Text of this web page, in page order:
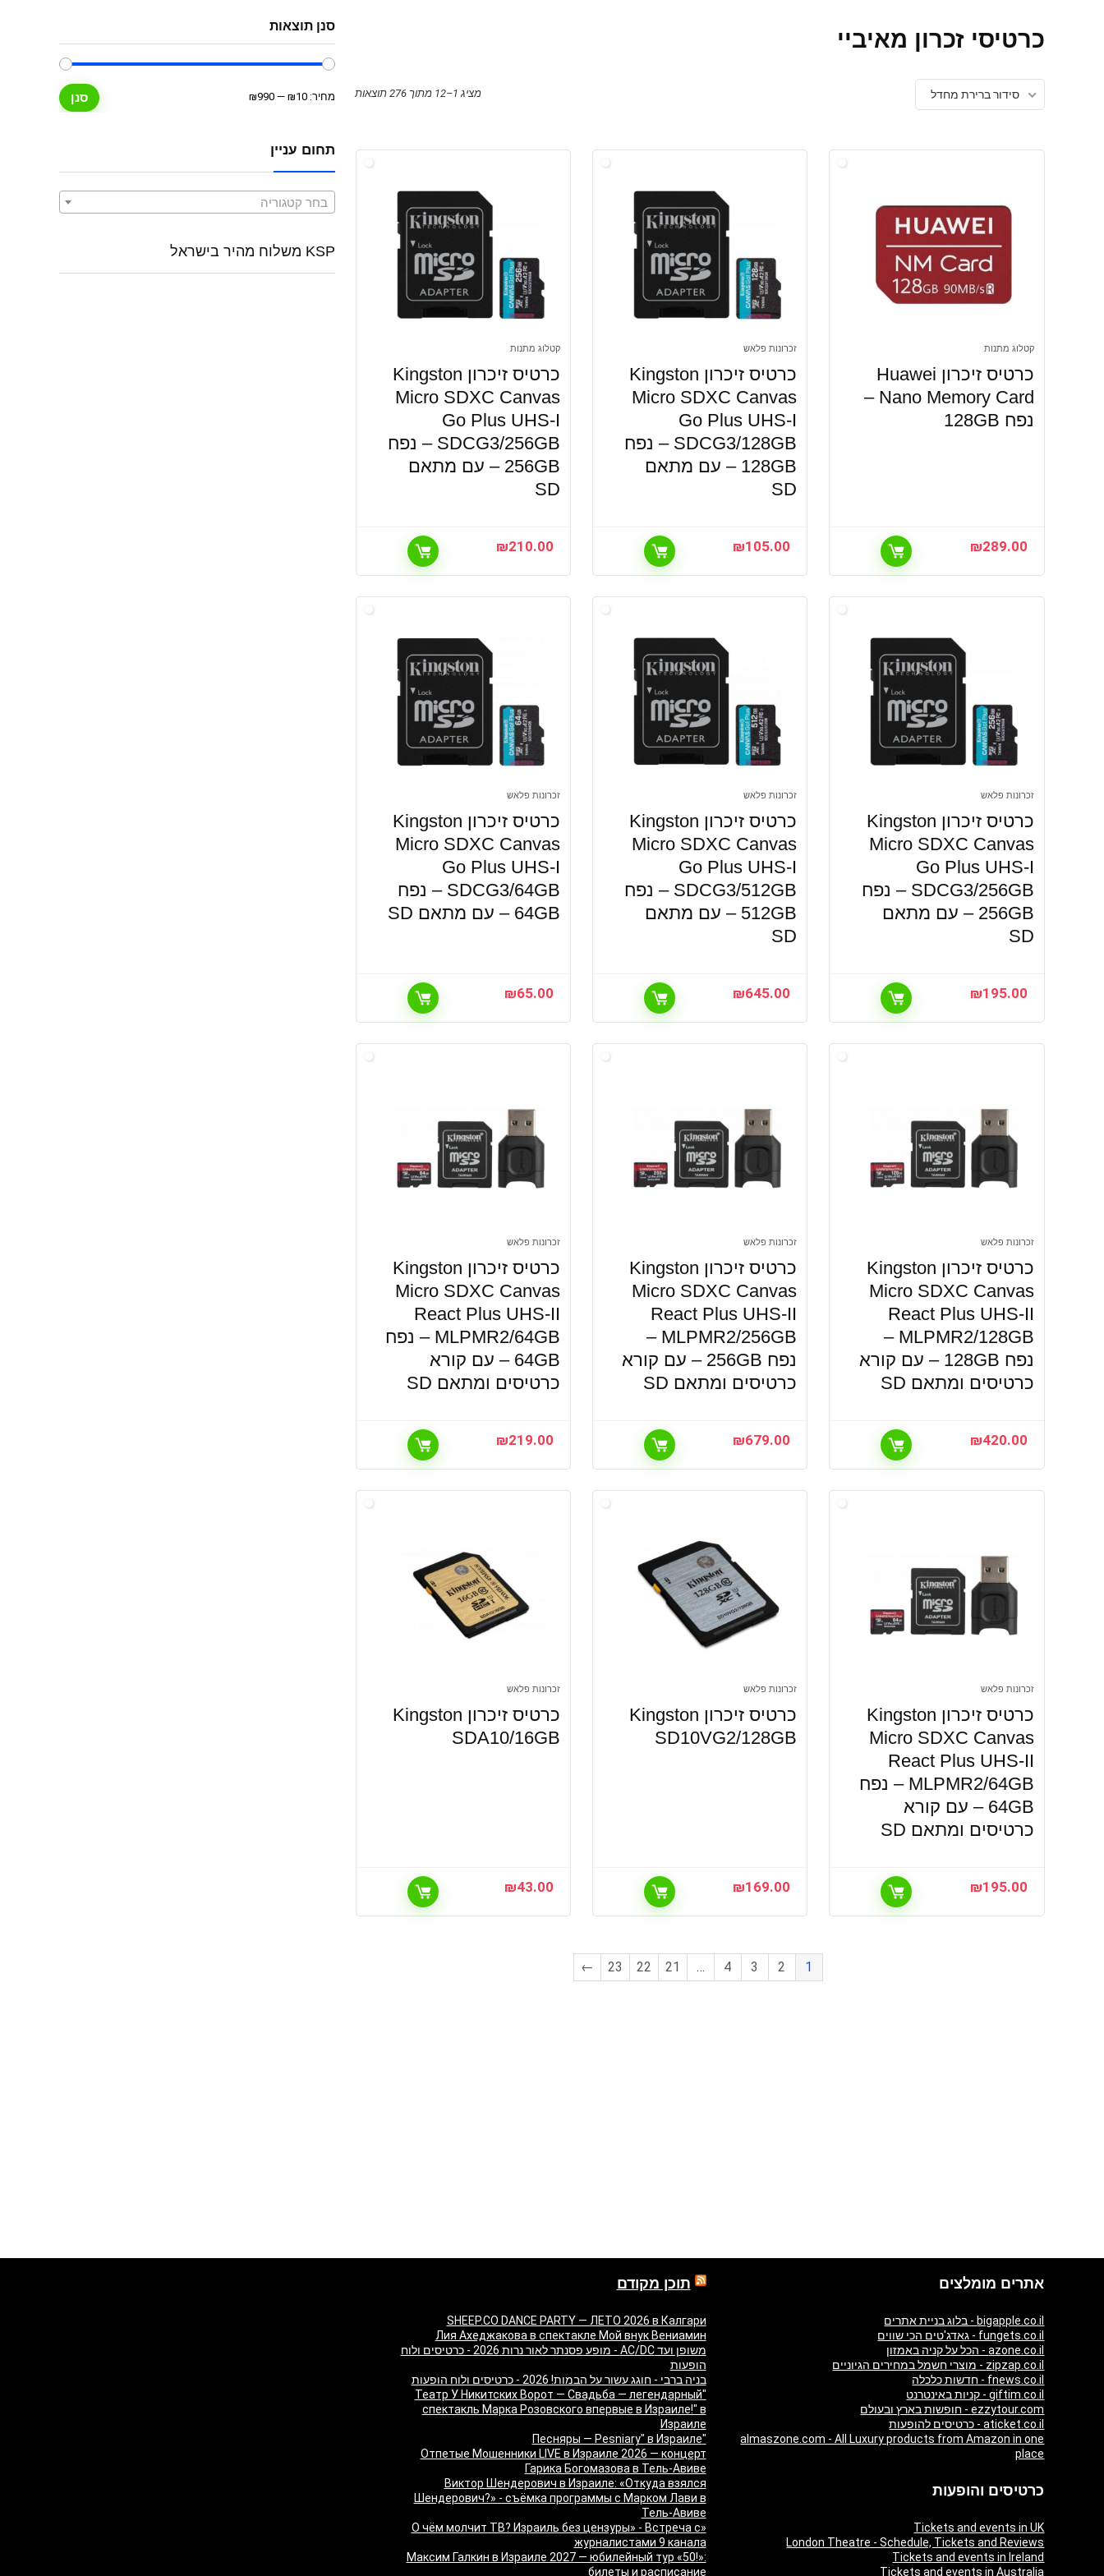
כרטיסי זכרון מאיביי
מציג 1–12 מתוך 276 תוצאות סידור ברירת מחדל
קטלוג מתנות
כרטיס זיכרון Huawei
Nano Memory Card –
נפח 128GB
₪289.00
זכרונות פלאש
כרטיס זיכרון Kingston
Micro SDXC Canvas
Go Plus UHS-I
SDCG3/128GB – נפח
128GB – עם מתאם
SD
₪105.00
קטלוג מתנות
כרטיס זיכרון Kingston
Micro SDXC Canvas
Go Plus UHS-I
SDCG3/256GB – נפח
256GB – עם מתאם
SD
₪210.00
זכרונות פלאש
כרטיס זיכרון Kingston
Micro SDXC Canvas
Go Plus UHS-I
SDCG3/256GB – נפח
256GB – עם מתאם
SD
₪195.00
זכרונות פלאש
כרטיס זיכרון Kingston
Micro SDXC Canvas
Go Plus UHS-I
SDCG3/512GB – נפח
512GB – עם מתאם
SD
₪645.00
זכרונות פלאש
כרטיס זיכרון Kingston
Micro SDXC Canvas
Go Plus UHS-I
SDCG3/64GB – נפח
64GB – עם מתאם SD
₪65.00
זכרונות פלאש
כרטיס זיכרון Kingston
Micro SDXC Canvas
React Plus UHS-II
MLPMR2/128GB –
נפח 128GB – עם קורא
כרטיסים ומתאם SD
₪420.00
זכרונות פלאש
כרטיס זיכרון Kingston
Micro SDXC Canvas
React Plus UHS-II
MLPMR2/256GB –
נפח 256GB – עם קורא
כרטיסים ומתאם SD
₪679.00
זכרונות פלאש
כרטיס זיכרון Kingston
Micro SDXC Canvas
React Plus UHS-II
MLPMR2/64GB – נפח
64GB – עם קורא
כרטיסים ומתאם SD
₪219.00
זכרונות פלאש
כרטיס זיכרון Kingston
Micro SDXC Canvas
React Plus UHS-II
MLPMR2/64GB – נפח
64GB – עם קורא
כרטיסים ומתאם SD
₪195.00
זכרונות פלאש
כרטיס זיכרון Kingston
SD10VG2/128GB
₪169.00
זכרונות פלאש
כרטיס זיכרון Kingston
SDA10/16GB
₪43.00
1
2
3
4
…
21
22
23
←
סנן תוצאות
מחיר
מחיר סנן מחיר: ₪10
—
₪990
תחום עניין
בחר קטגוריה
KSP משלוח מהיר בישראל
אתרים מומלצים
bigapple.co.il - בלוג בניית אתרים
fungets.co.il - גאדג'טים הכי שווים
azone.co.il - הכל על קניה באמזון
zipzap.co.il - מוצרי חשמל במחירים הגיוניים
fnews.co.il - חדשות כלכלה
giftim.co.il - קניות באינטרנט
ezzytour.com - חופשות בארץ ובעולם
aticket.co.il - כרטיסים להופעות
almaszone.com - All Luxury products from Amazon in one
place
כרטיסים והופעות
Tickets and events in UK
London Theatre - Schedule, Tickets and Reviews
Tickets and events in Ireland
Tickets and events in Australia
תוכן מקודם
SHEEP.CO DANCE PARTY — ЛЕТО 2026 в Калгари
Лия Ахеджакова в спектакле Мой внук Вениамин
משופן ועד AC/DC - מופע פסנתר לאור נרות 2026 - כרטיסים ולוח
הופעות
בניה ברבי - חוגג עשור על הבמות! 2026 - כרטיסים ולוח הופעות
"Театр У Никитских Ворот — Свадьба — легендарный
спектакль Марка Розовского впервые в Израиле!" в
Израиле
"Песняры — Pesniary" в Израиле
Отпетые Мошенники LIVE в Израиле 2026 — концерт
Гарика Богомазова в Тель-Авиве
Виктор Шендерович в Израиле: «Откуда взялся
Шендерович?» - съёмка программы с Марком Лави в
Тель-Авиве
«О чём молчит ТВ? Израиль без цензуры» - Встреча с
журналистами 9 канала
Максим Галкин в Израиле 2027 — юбилейный тур «50!»:
билеты и расписание